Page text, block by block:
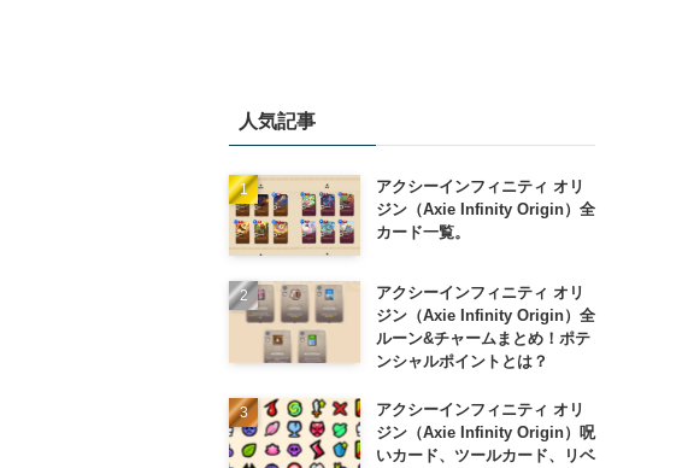
人気記事
アクシーインフィニティ オリ
ジン（Axie Infinity Origin）全
カード一覧。
アクシーインフィニティ オリ
ジン（Axie Infinity Origin）全
ルーン&チャームまとめ！ポテ
ンシャルポイントとは？
アクシーインフィニティ オリ
ジン（Axie Infinity Origin）呪
いカード、ツールカード、リベ